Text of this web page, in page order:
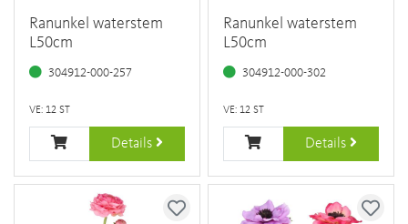
Ranunkel waterstem
L50cm
304912-000-257
VE: 12 ST
Details
Ranunkel waterstem
L50cm
304912-000-302
VE: 12 ST
Details